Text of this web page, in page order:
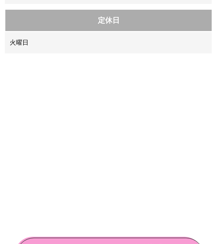
定休日
火曜日